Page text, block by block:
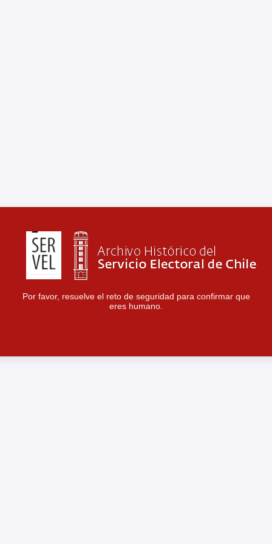
Por favor, resuelve el reto de seguridad para confirmar que
eres humano.